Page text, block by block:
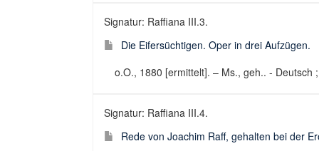
Signatur: Raffiana III.3.
Die Eifersüchtigen. Oper in drei Aufzügen.
o.O., 1880 [ermittelt]. – Ms., geh.. - Deutsch
Signatur: Raffiana III.4.
Rede von Joachim Raff, gehalten bei der